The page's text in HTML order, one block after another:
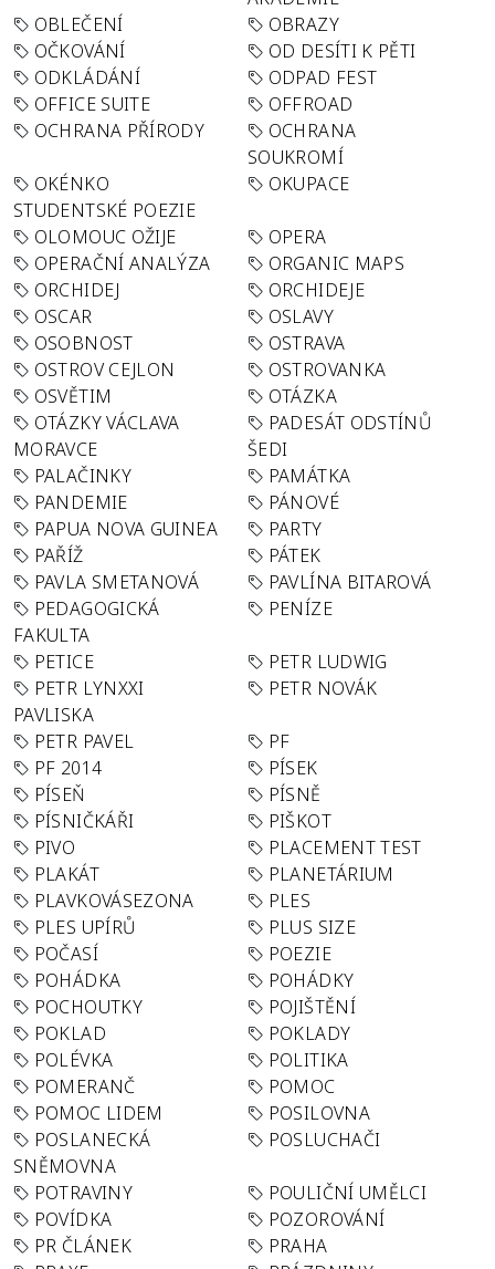
OBLEČENÍ
OBRAZY
OČKOVÁNÍ
OD DESÍTI K PĚTI
ODKLÁDÁNÍ
ODPAD FEST
OFFICE SUITE
OFFROAD
OCHRANA PŘÍRODY
OCHRANA
SOUKROMÍ
OKÉNKO
STUDENTSKÉ POEZIE
OKUPACE
OLOMOUC OŽIJE
OPERA
OPERAČNÍ ANALÝZA
ORGANIC MAPS
ORCHIDEJ
ORCHIDEJE
OSCAR
OSLAVY
OSOBNOST
OSTRAVA
OSTROV CEJLON
OSTROVANKA
OSVĚTIM
OTÁZKA
OTÁZKY VÁCLAVA
MORAVCE
PADESÁT ODSTÍNŮ
ŠEDI
PALAČINKY
PAMÁTKA
PANDEMIE
PÁNOVÉ
PAPUA NOVA GUINEA
PARTY
PAŘÍŽ
PÁTEK
PAVLA SMETANOVÁ
PAVLÍNA BITAROVÁ
PEDAGOGICKÁ
FAKULTA
PENÍZE
PETICE
PETR LUDWIG
PETR LYNXXI
PAVLISKA
PETR NOVÁK
PETR PAVEL
PF
PF 2014
PÍSEK
PÍSEŇ
PÍSNĚ
PÍSNIČKÁŘI
PIŠKOT
PIVO
PLACEMENT TEST
PLAKÁT
PLANETÁRIUM
PLAVKOVÁSEZONA
PLES
PLES UPÍRŮ
PLUS SIZE
POČASÍ
POEZIE
POHÁDKA
POHÁDKY
POCHOUTKY
POJIŠTĚNÍ
POKLAD
POKLADY
POLÉVKA
POLITIKA
POMERANČ
POMOC
POMOC LIDEM
POSILOVNA
POSLANECKÁ
SNĚMOVNA
POSLUCHAČI
POTRAVINY
POULIČNÍ UMĚLCI
POVÍDKA
POZOROVÁNÍ
PR ČLÁNEK
PRAHA